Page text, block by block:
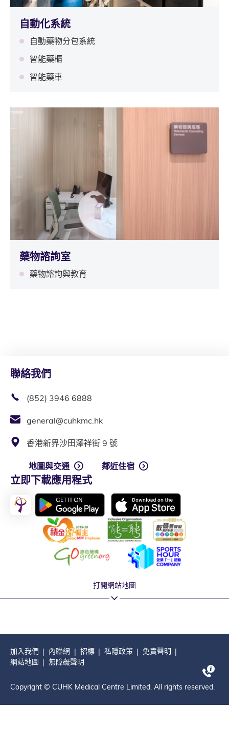
自動化系統
自動藥物分包系統
智能藥櫃
智能藥車
藥物諮詢室
藥物諮詢與教育
聯絡我們
(852) 3946 6888
general@cuhkmc.hk
香港新界沙田澤祥街 9 號
地圖與交通 鄰近住宿
立即下載應用程式
打開網站地圖
加入我們 內聯網 招標 私隱政策
免責聲明
網站地圖
無障礙聲明
Copyright © CUHK Medical Centre Limited. All rights reserved.